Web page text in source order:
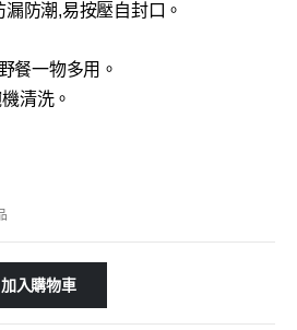
防潮,易按壓自封口。
餐一物多用。
清洗。
加入購物車